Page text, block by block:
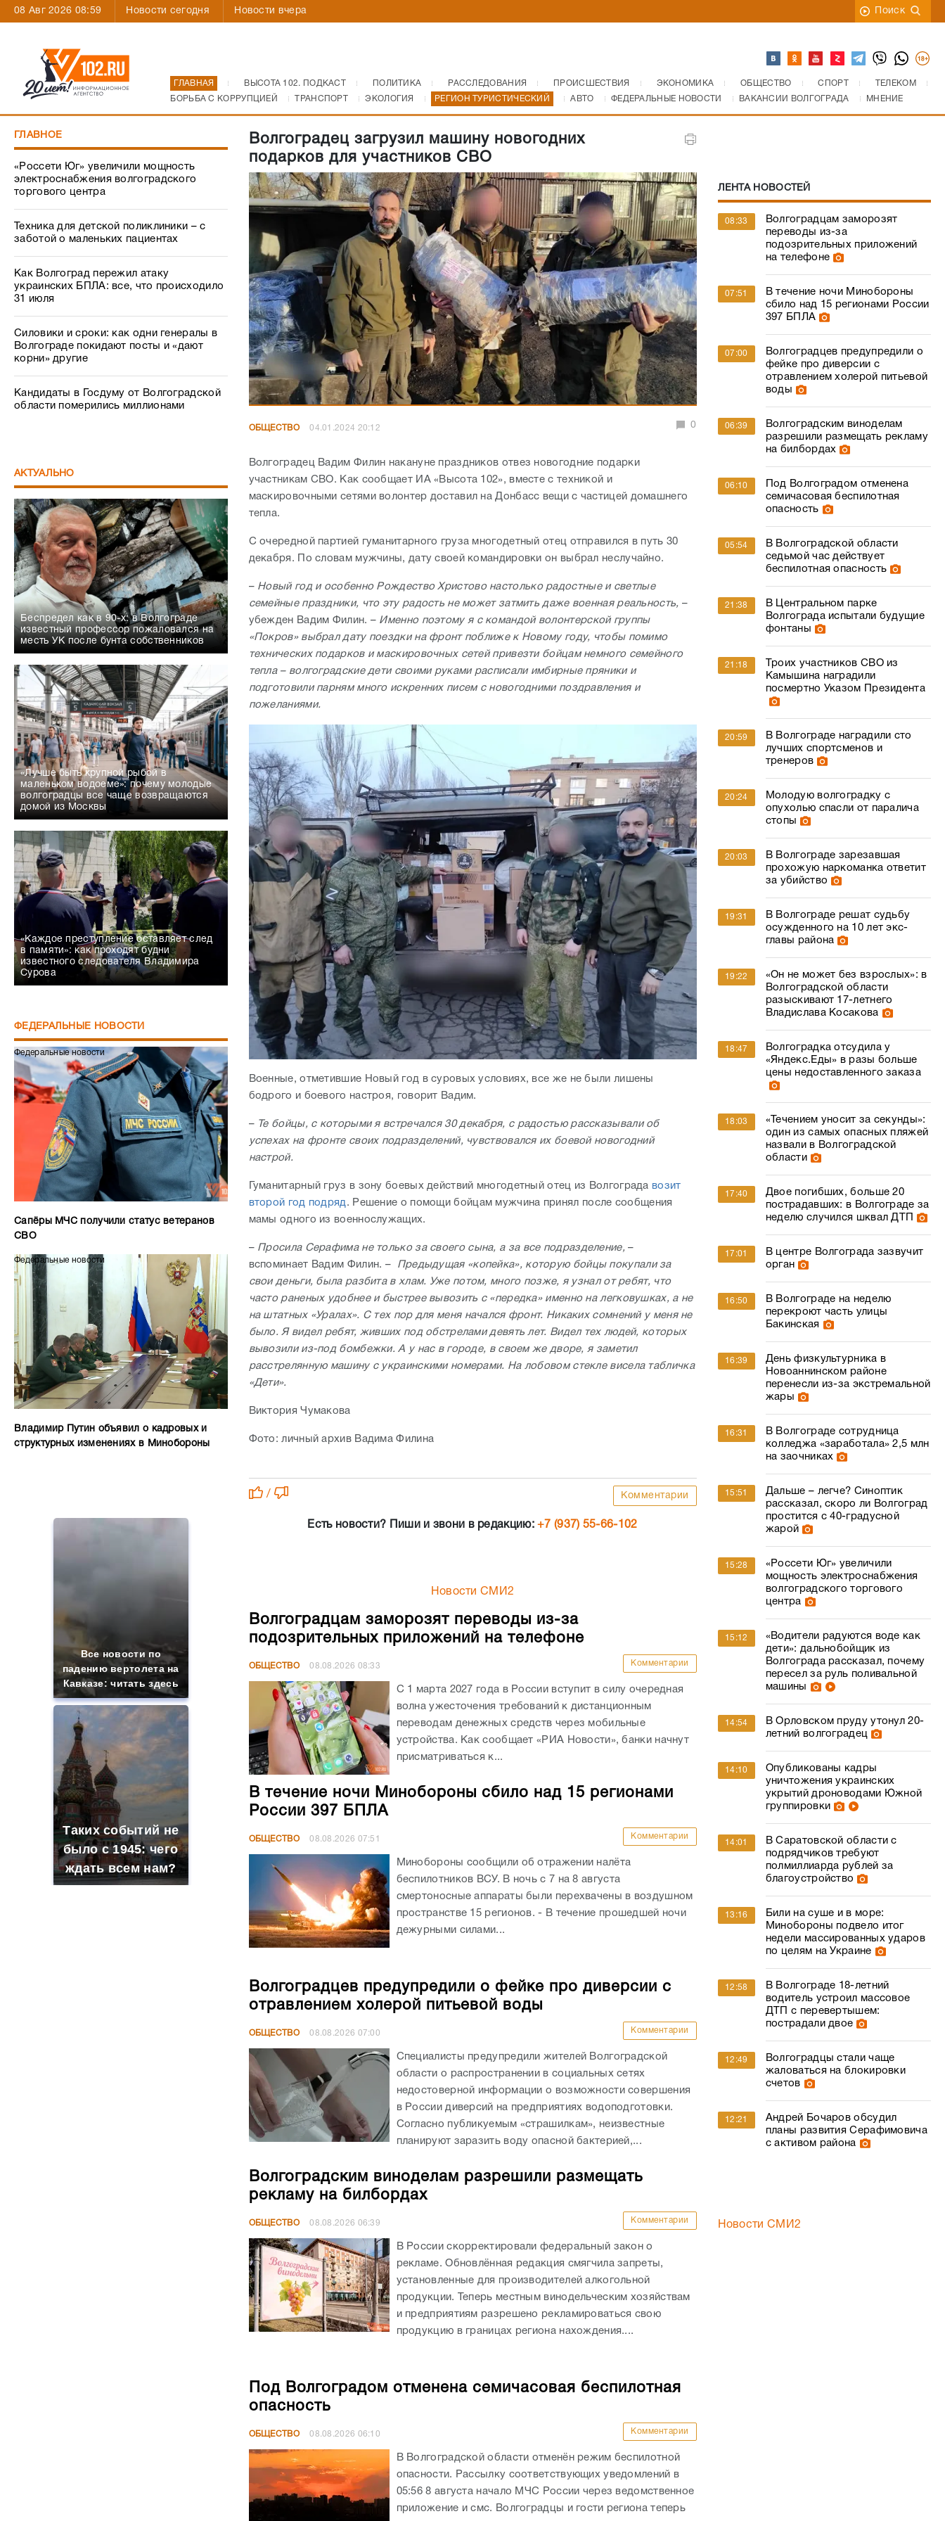
08 Авг 2026 08:59 Новости сегодня Новости вчера Поиск
ГЛАВНАЯ ВЫСОТА 102. ПОДКАСТ ПОЛИТИКА РАССЛЕДОВАНИЯ ПРОИСШЕСТВИЯ ЭКОНОМИКА ОБЩЕСТВО СПОРТ
ТЕЛЕКОМ
БОРЬБА С КОРРУПЦИЕЙ
ТРАНСПОРТ ЭКОЛОГИЯ РЕГИОН ТУРИСТИЧЕСКИЙ АВТО ФЕДЕРАЛЬНЫЕ НОВОСТИ ВАКАНСИИ ВОЛГОГРАДА МНЕНИЕ
ГЛАВНОЕ
«Россети Юг» увеличили мощность
электроснабжения волгоградского
торгового центра
Техника для детской поликлиники – с
заботой о маленьких пациентах
Как Волгоград пережил атаку
украинских БПЛА: все, что происходило
31 июля
Силовики и сроки: как одни генералы в
Волгограде покидают посты и «дают
корни» другие
Кандидаты в Госдуму от Волгоградской
области померились миллионами
АКТУАЛЬНО
Беспредел как в 90-х: в Волгограде
известный профессор пожаловался на
месть УК после бунта собственников
«Лучше быть крупной рыбой в
маленьком водоеме»: почему молодые
волгоградцы все чаще возвращаются
домой из Москвы
«Каждое преступление оставляет след
в памяти»: как проходят будни
известного следователя Владимира
Сурова
ФЕДЕРАЛЬНЫЕ НОВОСТИ
Федеральные новости
Сапёры МЧС получили статус ветеранов
СВО
Федеральные новости
Владимир Путин объявил о кадровых и
структурных изменениях в Минобороны
Все новости по
падению вертолета на
Кавказе: читать здесь
Таких событий не
было с 1945: чего
ждать всем нам?
Волгоградец загрузил машину новогодних
подарков для участников СВО
ОБЩЕСТВО 04.01.2024 20:12 0
Волгоградец Вадим Филин накануне праздников отвез новогодние подарки
участникам СВО. Как сообщает ИА «Высота 102», вместе с техникой и
маскировочными сетями волонтер доставил на Донбасс вещи с частицей домашнего
тепла.
С очередной партией гуманитарного груза многодетный отец отправился в путь 30
декабря. По словам мужчины, дату своей командировки он выбрал неслучайно.
– Новый год и особенно Рождество Христово настолько радостные и светлые
семейные праздники, что эту радость не может затмить даже военная реальность, –
убежден Вадим Филин. – Именно поэтому я с командой волонтерской группы
«Покров» выбрал дату поездки на фронт поближе к Новому году, чтобы помимо
технических подарков и маскировочных сетей привезти бойцам немного семейного
тепла – волгоградские дети своими руками расписали имбирные пряники и
подготовили парням много искренних писем с новогодними поздравления и
пожеланиями.
Военные, отметившие Новый год в суровых условиях, все же не были лишены
бодрого и боевого настроя, говорит Вадим.
–Те бойцы, с которыми я встречался 30 декабря, с радостью рассказывали об
успехах на фронте своих подразделений, чувствовался их боевой новогодний
настрой.
Гуманитарный груз в зону боевых действий многодетный отец из Волгограда возит
второй год подряд. Решение о помощи бойцам мужчина принял после сообщения
мамы одного из военнослужащих.
– Просила Серафима не только за своего сына, а за все подразделение,–
вспоминает Вадим Филин. – Предыдущая «копейка», которую бойцы покупали за
свои деньги, была разбита в хлам. Уже потом, много позже, я узнал от ребят, что
часто раненых удобнее и быстрее вывозить с «передка» именно на легковушках, а не
на штатных «Уралах». С тех пор для меня начался фронт. Никаких сомнений у меня не
было. Я видел ребят, живших под обстрелами девять лет. Видел тех людей, которых
вывозили из-под бомбежки. А у нас в городе, в своем же дворе, я заметил
расстрелянную машину с украинскими номерами. На лобовом стекле висела табличка
«Дети».
Виктория Чумакова
Фото: личный архив Вадима Филина
/ Комментарии
Есть новости? Пиши и звони в редакцию:+7 (937) 55-66-102
Новости СМИ2
Волгоградцам заморозят переводы из-за
подозрительных приложений на телефоне
ОБЩЕСТВО 08.08.2026 08:33 Комментарии
С 1 марта 2027 года в России вступит в силу очередная
волна ужесточения требований к дистанционным
переводам денежных средств через мобильные
устройства. Как сообщает «РИА Новости», банки начнут
присматриваться к...
В течение ночи Минобороны сбило над 15 регионами
России 397 БПЛА
ОБЩЕСТВО 08.08.2026 07:51 Комментарии
Минобороны сообщили об отражении налёта
беспилотников ВСУ. В ночь с 7 на 8 августа
смертоносные аппараты были перехвачены в воздушном
пространстве 15 регионов. - В течение прошедшей ночи
дежурными силами...
Волгоградцев предупредили о фейке про диверсии с
отравлением холерой питьевой воды
ОБЩЕСТВО 08.08.2026 07:00 Комментарии
Специалисты предупредили жителей Волгоградской
области о распространении в социальных сетях
недостоверной информации о возможности совершения
в России диверсий на предприятиях водоподготовки.
Согласно публикуемым «страшилкам», неизвестные
планируют заразить воду опасной бактерией,...
Волгоградским виноделам разрешили размещать
рекламу на билбордах
ОБЩЕСТВО 08.08.2026 06:39 Комментарии
В России скорректировали федеральный закон о
рекламе. Обновлённая редакция смягчила запреты,
установленные для производителей алкогольной
продукции. Теперь местным винодельческим хозяйствам
и предприятиям разрешено рекламироваться свою
продукцию в границах региона нахождения....
Под Волгоградом отменена семичасовая беспилотная
опасность
ОБЩЕСТВО 08.08.2026 06:10 Комментарии
В Волгоградской области отменён режим беспилотной
опасности. Рассылку соответствующих уведомлений в
05:56 8 августа начало МЧС России через ведомственное
приложение и смс. Волгоградцы и гости региона теперь
ЛЕНТА НОВОСТЕЙ
08:33
Волгоградцам заморозят
переводы из-за
подозрительных приложений
на телефоне
07:51
В течение ночи Минобороны
сбило над 15 регионами России
397 БПЛА
07:00
Волгоградцев предупредили о
фейке про диверсии с
отравлением холерой питьевой
воды
06:39
Волгоградским виноделам
разрешили размещать рекламу
на билбордах
06:10
Под Волгоградом отменена
семичасовая беспилотная
опасность
05:54
В Волгоградской области
седьмой час действует
беспилотная опасность
21:38
В Центральном парке
Волгограда испытали будущие
фонтаны
21:18
Троих участников СВО из
Камышина наградили
посмертно Указом Президента
20:59
В Волгограде наградили сто
лучших спортсменов и
тренеров
20:24
Молодую волгоградку с
опухолью спасли от паралича
стопы
20:03
В Волгограде зарезавшая
прохожую наркоманка ответит
за убийство
19:31
В Волгограде решат судьбу
осужденного на 10 лет экс-
главы района
19:22
«Он не может без взрослых»: в
Волгоградской области
разыскивают 17-летнего
Владислава Косакова
18:47
Волгоградка отсудила у
«Яндекс.Еды» в разы больше
цены недоставленного заказа
18:03
«Течением уносит за секунды»:
один из самых опасных пляжей
назвали в Волгоградской
области
17:40
Двое погибших, больше 20
пострадавших: в Волгограде за
неделю случился шквал ДТП
17:01
В центре Волгограда зазвучит
орган
16:50
В Волгограде на неделю
перекроют часть улицы
Бакинская
16:39
День физкультурника в
Новоаннинском районе
перенесли из-за экстремальной
жары
16:31
В Волгограде сотрудница
колледжа «заработала» 2,5 млн
на заочниках
15:51
Дальше – легче? Синоптик
рассказал, скоро ли Волгоград
простится с 40-градусной
жарой
15:28
«Россети Юг» увеличили
мощность электроснабжения
волгоградского торгового
центра
15:12
«Водители радуются воде как
дети»: дальнобойщик из
Волгограда рассказал, почему
пересел за руль поливальной
машины
14:54
В Орловском пруду утонул 20-
летний волгоградец
14:10
Опубликованы кадры
уничтожения украинских
укрытий дроноводами Южной
группировки
14:01
В Саратовской области с
подрядчиков требуют
полмиллиарда рублей за
благоустройство
13:16
Били на суше и в море:
Минобороны подвело итог
недели массированных ударов
по целям на Украине
12:58
В Волгограде 18-летний
водитель устроил массовое
ДТП с перевертышем:
пострадали двое
12:49
Волгоградцы стали чаще
жаловаться на блокировки
счетов
12:21
Андрей Бочаров обсудил
планы развития Серафимовича
с активом района
Новости СМИ2